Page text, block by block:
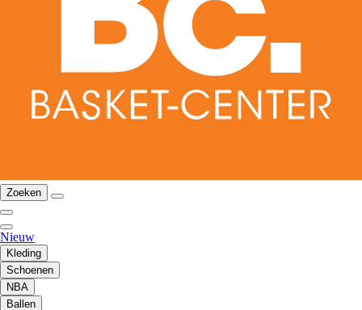
Zoeken
Nieuw
Kleding
Schoenen
NBA
Ballen